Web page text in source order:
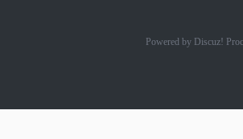
Powered by Discuz!